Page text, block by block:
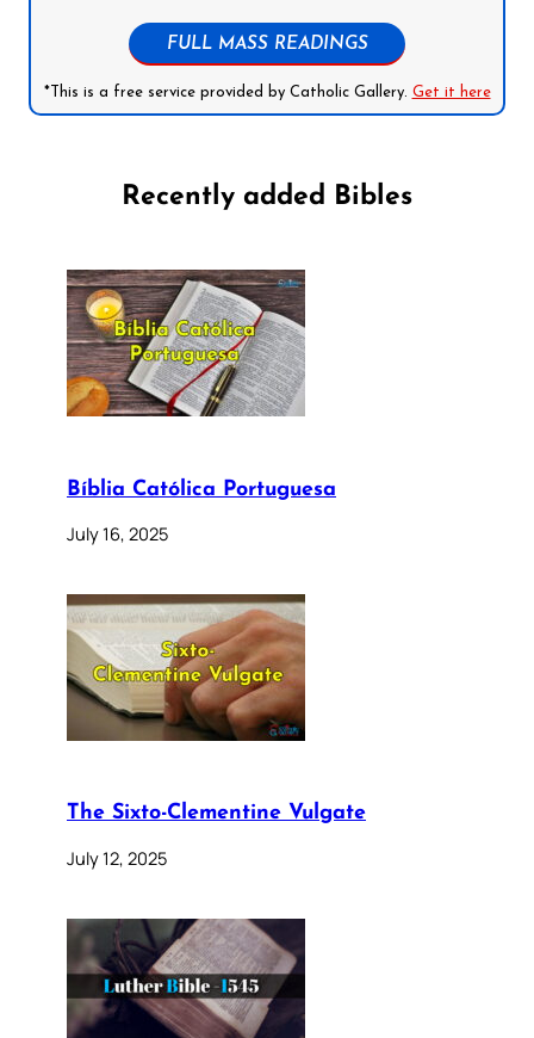
FULL MASS READINGS
*This is a free service provided by Catholic Gallery. Get it here
Recently added Bibles
Bíblia Católica Portuguesa
July 16, 2025
The Sixto-Clementine Vulgate
July 12, 2025